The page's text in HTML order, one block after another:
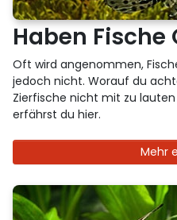
Haben Fische
Oft wird angenommen,
jedoch nicht. Worauf du
Zierfische nicht mit zu
erfährst du hier.
Mehr